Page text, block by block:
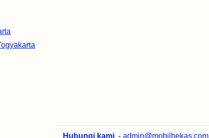
Hubungi kami - admin@mobilbekas.com